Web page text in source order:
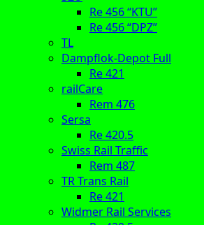
Re 456 “KTU”
Re 456 “DPZ”
TL
Dampflok-Depot Full
Re 421
railCare
Rem 476
Sersa
Re 420.5
Swiss Rail Traffic
Rem 487
TR Trans Rail
Re 421
Widmer Rail Services